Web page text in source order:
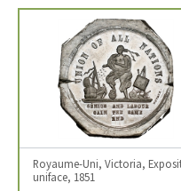
Royaume-Uni, Victoria,
uniface, 1851